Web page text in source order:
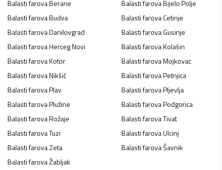
Balasti farovaBerane Balasti farovaBijelo Polje
Balasti farovaBudva Balasti farovaCetinje
Balasti farovaDanilovgrad Balasti farovaGusinje
Balasti farovaHerceg Novi Balasti farovaKolašin
Balasti farovaKotor Balasti farovaMojkovac
Balasti farovaNikšić Balasti farovaPetnjica
Balasti farovaPlav Balasti farovaPljevlja
Balasti farovaPlužine Balasti farovaPodgorica
Balasti farovaRožaje Balasti farovaTivat
Balasti farovaTuzi Balasti farovaUlcinj
Balasti farovaZeta Balasti farovaŠavnik
Balasti farovaŽabljak